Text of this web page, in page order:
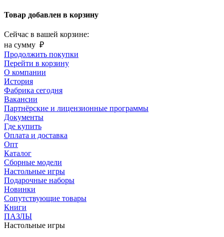
Товар добавлен в корзину
Сейчас в вашей корзине:
на сумму ₽
Продолжить покупки
Перейти в корзину
О компании
История
Фабрика сегодня
Вакансии
Партнёрские и лицензионные программы
Документы
Где купить
Оплата и доставка
Опт
Каталог
Сборные модели
Настольные игры
Подарочные наборы
Новинки
Сопутствующие товары
Книги
ПАЗЛЫ
Настольные игры